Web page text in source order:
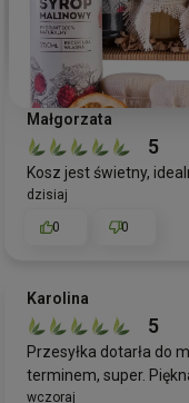
Małgorzata
5
Kosz jest świetny,
dzisiaj
0 0
Karolina
5
Przesyłka dotarła do
terminem, super.
wczoraj